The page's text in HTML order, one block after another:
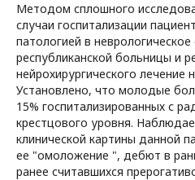
Методом сплошного
случаи госпитализации
патологией в
республиканской больницы и
нейрохирургического лечение
Установлено, что молодые
15% госпитализированных с
крестцового уровня.
клинической картины данной
ее "омоложение ", дебют в
ранее считавшихся